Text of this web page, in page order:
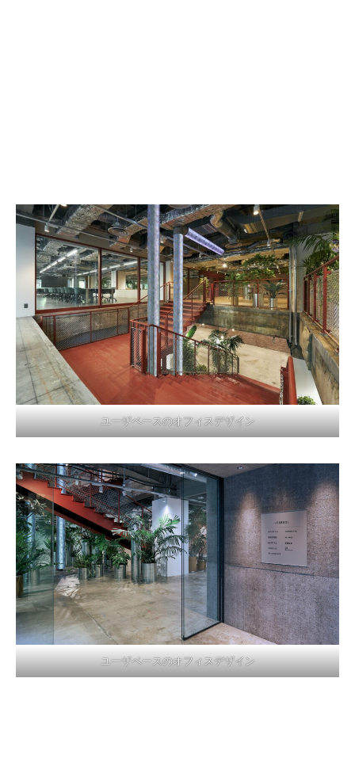
ユーザベースのオフィスデザイン
ユーザベースのオフィスデザイン